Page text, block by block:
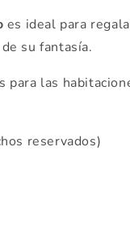
es ideal para
su fantasía.
para las
reservados)